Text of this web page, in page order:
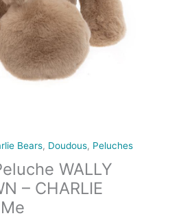
Bears, Doudous, Peluches
WALLY
– CHARLIE